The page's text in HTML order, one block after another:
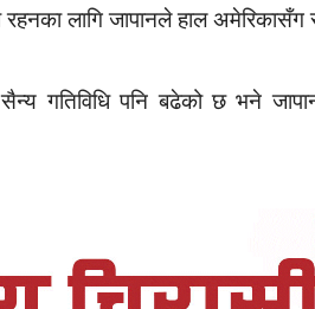
लागि जापानले हाल अमेरिकासँग
सैन्य गतिविधि पनि बढेको छ भने